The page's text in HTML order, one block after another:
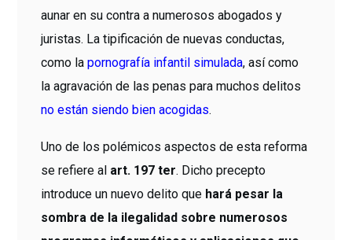
aunar en su contra a numerosos abogados y
juristas. La tipificación de nuevas conductas,
como lapornografía infantil simulada, así como
la agravación de las penas para muchos delitos
no están siendo bien acogidas.
Uno de los polémicos aspectos de esta reforma
se refiere al art. 197 ter. Dicho precepto
introduce un nuevo delito que hará pesar la
sombra de la ilegalidad sobre numerosos